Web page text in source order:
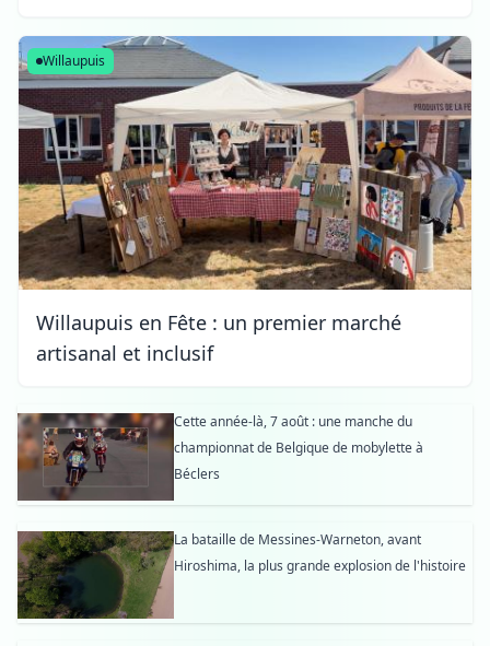
Willaupuis
Willaupuis en Fête : un premier marché
artisanal et inclusif
Cette année-là, 7 août : une manche du
championnat de Belgique de mobylette à
Béclers
La bataille de Messines-Warneton, avant
Hiroshima, la plus grande explosion de l'histoire